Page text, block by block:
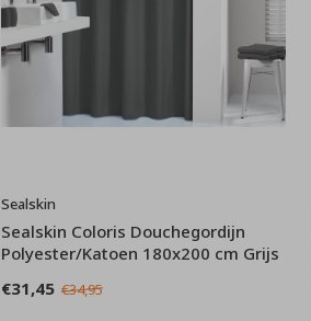
Sealskin
Sealskin Coloris Douchegordijn
Polyester/Katoen 180x200 cm Grijs
€31,45 €34,95